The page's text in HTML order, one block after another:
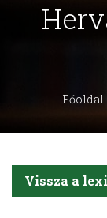
Főoldal
Vissza a